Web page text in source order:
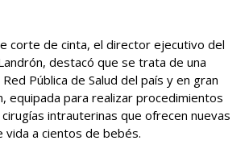
corte de cinta, el director ejecutivo del
destacó que se trata de una
Pública de Salud del país y en gran
equipada para realizar procedimientos
intrauterinas que ofrecen nuevas
a cientos de bebés.